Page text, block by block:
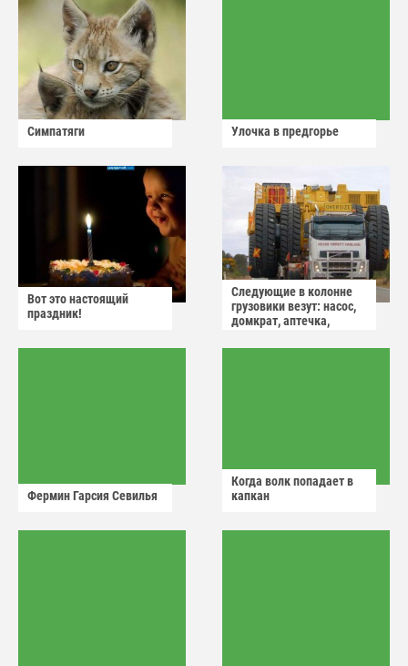
Симпатяги Улочка в предгорье
Вот это настоящий
праздник!
Следующие в колонне
грузовики везут: насос,
домкрат, аптечка,
Фермин Гарсия Севилья
Когда волк попадает в
капкан